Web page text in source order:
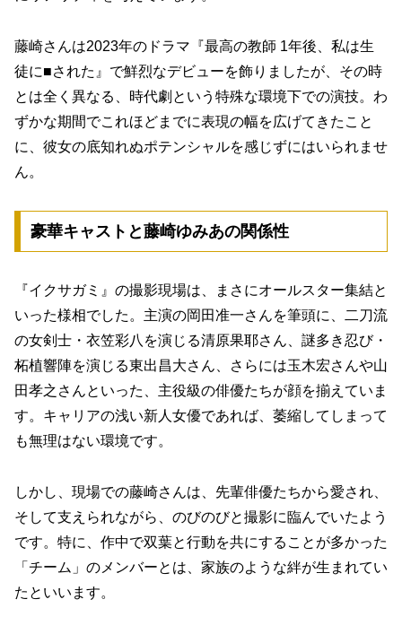
藤崎さんは2023年のドラマ『最高の教師 1年後、私は生
徒に■された』で鮮烈なデビューを飾りましたが、その時
とは全く異なる、時代劇という特殊な環境下での演技。わ
ずかな期間でこれほどまでに表現の幅を広げてきたこと
に、彼女の底知れぬポテンシャルを感じずにはいられませ
ん。
豪華キャストと藤崎ゆみあの関係性
『イクサガミ』の撮影現場は、まさにオールスター集結と
いった様相でした。主演の岡田准一さんを筆頭に、二刀流
の女剣士・衣笠彩八を演じる清原果耶さん、謎多き忍び・
柘植響陣を演じる東出昌大さん、さらには玉木宏さんや山
田孝之さんといった、主役級の俳優たちが顔を揃えていま
す。キャリアの浅い新人女優であれば、萎縮してしまって
も無理はない環境です。
しかし、現場での藤崎さんは、先輩俳優たちから愛され、
そして支えられながら、のびのびと撮影に臨んでいたよう
です。特に、作中で双葉と行動を共にすることが多かった
「チーム」のメンバーとは、家族のような絆が生まれてい
たといいます。